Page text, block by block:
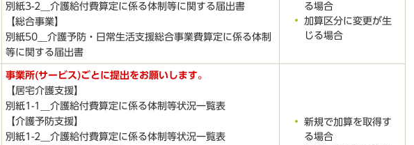
別紙3-2＿介護給付費算定に係る体制等に関する届出書
【総合事業】
別紙50＿介護予防・日常生活支援総合事業費算定に係る体制
等に関する届出書
る場合
加算区分に変更が生
じる場合
事業所(サービス)ごとに提出をお願いします。
【居宅介護支援】
別紙1-1＿介護給付費算定に係る体制等状況一覧表
【介護予防支援】
別紙1-2＿介護給付費算定に係る体制等状況一覧表
新規で加算を取得す
る場合